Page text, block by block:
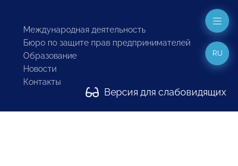
Международная деятельность
Бюро по защите прав предпринимателей
Образование
Новости
Контакты
Версия для слабовидящих
RU